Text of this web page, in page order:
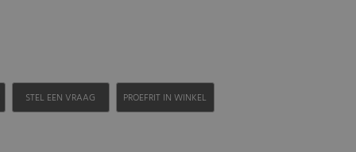
STEL EEN VRAAG PROEFRIT IN WINKEL